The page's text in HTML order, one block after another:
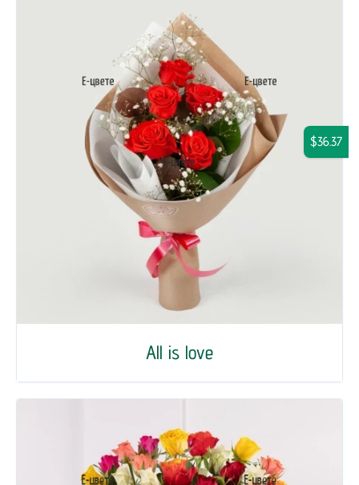
All is love
$36.37